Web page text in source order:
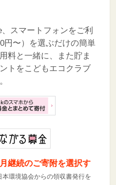
スマートフォンをご利
円〜）を選ぶだけの簡単
料と一緒に、また貯ま
トをこどもエコクラブ
継続のご寄附を選択す
本環境協会からの領収書発行を